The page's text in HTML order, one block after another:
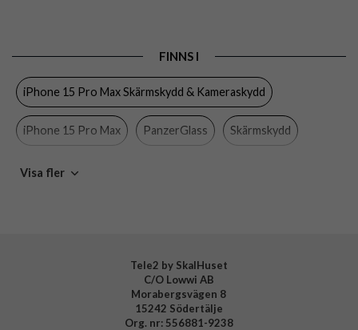
Färg Genomskinlig
Härdat glas
Tillverkarens art nr
FINNS I
iPhone 15 Pro Max Skärmskydd & Kameraskydd
iPhone 15 Pro Max PanzerGlass Skärmskydd
iPhone
Visa fler
Tele2 by SkalHuset
C/O Lowwi AB
Morabergsvägen 8
15242 Södertälje
Org. nr: 556881-9238